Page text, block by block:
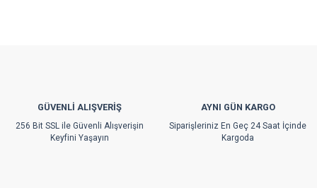
Ürün fiyatı diğer sitelerden daha pahalı.
Bu ürüne benzer farklı alternatifler olmalı.
GÜVENLİ ALIŞVERİŞ
256 Bit SSL ile Güvenli Alışverişin
Keyfini Yaşayın
AYNI GÜN KARGO
Siparişleriniz En Geç 24 Saat İçinde
Kargoda